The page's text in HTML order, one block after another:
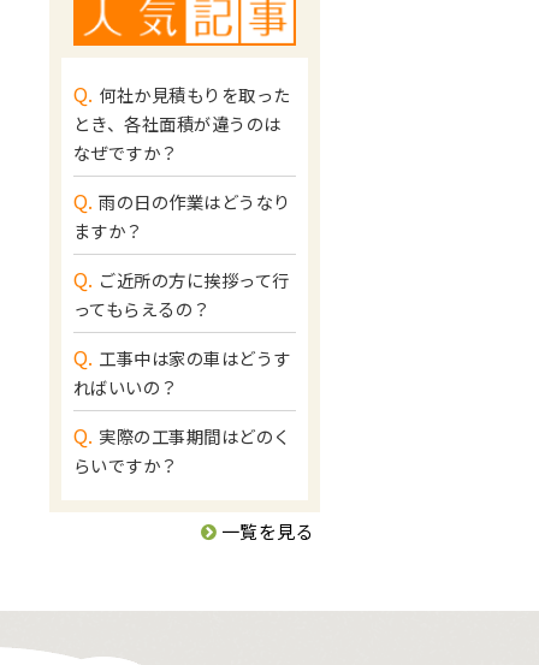
Q. 何社か見積もりを取った
とき、各社面積が違うのは
なぜですか？
Q.雨の日の作業はどうなり
ますか？
Q. ご近所の方に挨拶って行
ってもらえるの？
Q. 工事中は家の車はどうす
ればいいの？
Q. 実際の工事期間はどのく
らいですか？
一覧を見る